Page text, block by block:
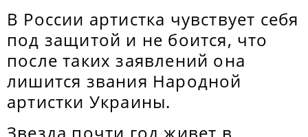
В России артистка чувствует себя
под защитой и не боится, что
после таких заявлений она
лишится звания Народной
артистки Украины.